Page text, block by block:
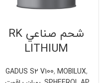
شحم صناعي RK
LITHIUM
GADUS S2 V100, MOBILUX,